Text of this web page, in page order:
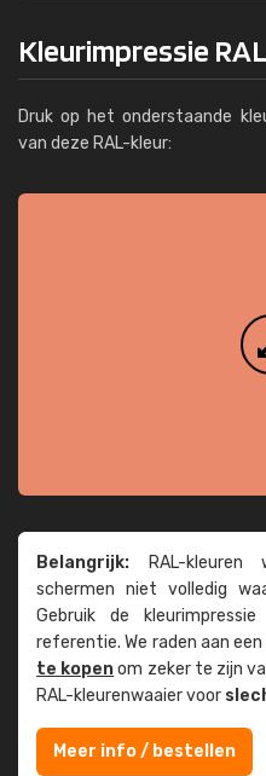
Kleurimpressie
Druk op het onderstaande
van deze RAL-kleur:
Belangrijk: RAL-kleuren
schermen niet volledig
Gebruik de
referentie. We raden aan een
te kopenom zeker te zijn
RAL-kleuren­waaier voor
Meer info / bestellen